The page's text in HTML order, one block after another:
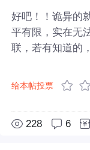
好吧！！诡异的
平有限，实在无
联，若有知道的
给本帖投票
228 6